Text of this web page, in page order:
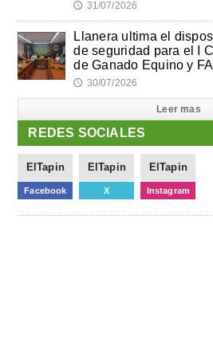
🕔 31/07/2026
Llanera ultima el
de seguridad para el I
de Ganado Equino y
🕔 30/07/2026
Leer mas
REDES SOCIALES
ElTapin
Facebook
ElTapin
X
ElTapin
Instagram